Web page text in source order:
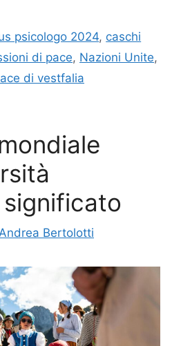
psicologo 2024, caschi
di pace, Nazioni Unite,
di vestfalia
Bertolotti